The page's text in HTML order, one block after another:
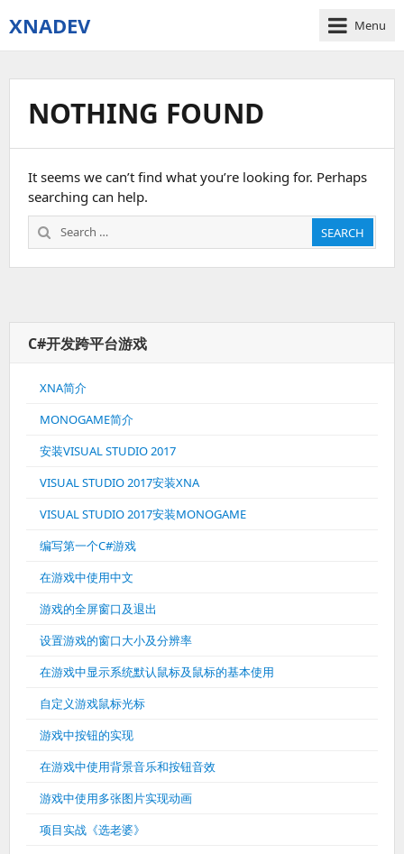
XNADEV Menu
NOTHING FOUND
It seems we can’t find what you’re looking for. Perhaps
searching can help.
Search
for:
SEARCH
C#开发跨平台游戏
XNA简介
MONOGAME简介
安装VISUAL STUDIO 2017
VISUAL STUDIO 2017安装XNA
VISUAL STUDIO 2017安装MONOGAME
编写第一个C#游戏
在游戏中使用中文
游戏的全屏窗口及退出
设置游戏的窗口大小及分辨率
在游戏中显示系统默认鼠标及鼠标的基本使用
自定义游戏鼠标光标
游戏中按钮的实现
在游戏中使用背景音乐和按钮音效
游戏中使用多张图片实现动画
项目实战《选老婆》